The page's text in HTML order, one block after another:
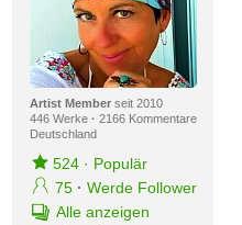
Artist Memberseit 2010
446 Werke · 2166 Kommentare
Deutschland
524· Populär
75 · Werde Follower
Alle anzeigen